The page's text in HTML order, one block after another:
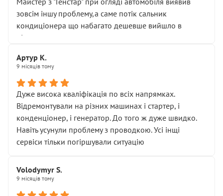
зовсім іншу проблему,а саме потік сальник
кондиціонера що набагато дешевше вийшло в
підсумку.
Артур К.
9 місяців тому
Дуже висока кваліфікація по всіх напрямках.
Відремонтували на різних машинах і стартер, і
конденціонер, і генератор. До того ж дуже швидко.
Навіть усунули проблему з проводкою. Усі інщі
сервіси тільки погіршували ситуацію
Volodymyr S.
9 місяців тому